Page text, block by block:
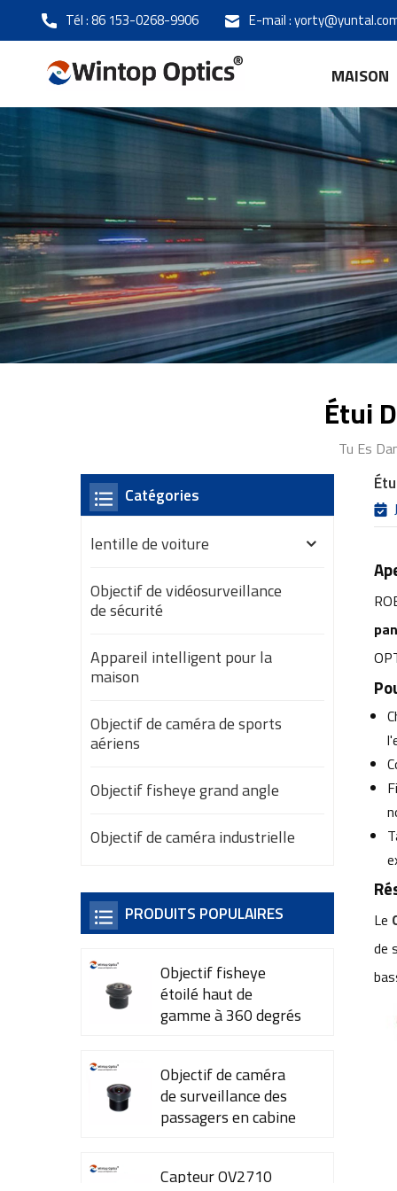
Tél :86 153-0268-9906 E-mail :
MAISON
Étui
Tu Es
Le
de
Catégories
lentille de voiture
Objectif de vidéosurveillance
de sécurité
Appareil intelligent pour la
maison
Objectif de caméra de sports
aériens
Objectif fisheye grand angle
Objectif de caméra industrielle
PRODUITS POPULAIRES
Objectif fisheye
étoilé haut de
gamme à 360 degrés
Objectif de caméra
de surveillance des
passagers en cabine
Capteur OV2710